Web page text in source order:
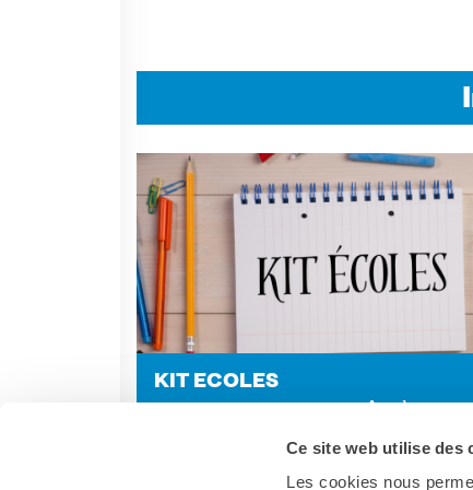
Ce site web utilise des
Les cookies nous
KIT ECO­LES